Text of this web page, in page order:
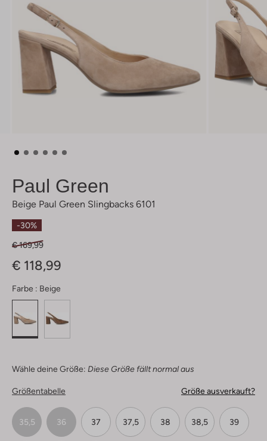
Paul Green
Beige Paul Green Slingbacks 6101
-30%
€ 169,99
€ 118,99
Farbe : Beige
Wähle deine Größe: Diese Größe fällt normal aus
Größentabelle Größe ausverkauft?
35,5 36 37 37,5 38 38,5 39